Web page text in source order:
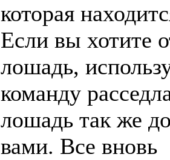
которая
Если вы хотите
лошадь,
команду
лошадь так же
вами. Все вновь